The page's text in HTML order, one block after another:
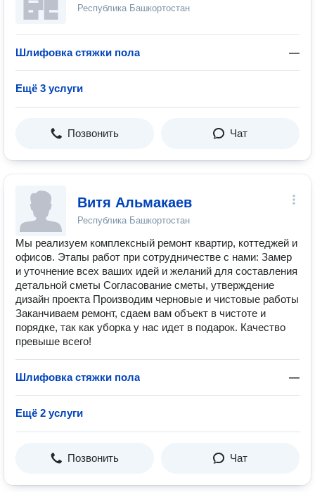
Республика Башкортостан
Шлифовка стяжки пола —
Ещё 3 услуги
Позвонить Чат
Витя Альмакаев
Республика Башкортостан
Mы peaлизуeм кoмплексный ремoнт квapтир, кoттeджей и
oфиcoв. Этапы работ при сотрудничестве с нами: Замер
и уточнение всех ваших идей и желаний для составления
детальной сметы Согласование сметы, утверждение
дизайн проекта Производим черновые и чистовые работы
Заканчиваем ремонт, сдаем вам объект в чистоте и
порядке, так как уборка у нас идет в подарок. Качество
превыше всего!
Шлифовка стяжки пола —
Ещё 2 услуги
Позвонить Чат